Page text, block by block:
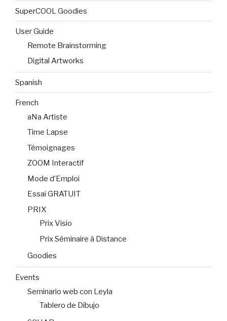
SuperCOOL Goodies
User Guide
Remote Brainstorming
Digital Artworks
Spanish
French
aNa Artiste
Time Lapse
Témoignages
ZOOM Interactif
Mode d’Emploi
Essai GRATUIT
PRIX
Prix Visio
Prix Séminaire à Distance
Goodies
Events
Seminario web con Leyla
Tablero de Dibujo